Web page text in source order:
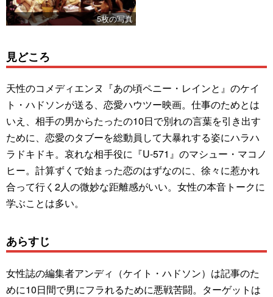
5枚の写真
見どころ
天性のコメディエンヌ『あの頃ペニー・レインと』のケイ
ト・ハドソンが送る、恋愛ハウツー映画。仕事のためとは
いえ、相手の男からたったの10日で別れの言葉を引き出す
ために、恋愛のタブーを総動員して大暴れする姿にハラハ
ラドキドキ。哀れな相手役に『U-571』のマシュー・マコノ
ヒー。計算ずくで始まった恋のはずなのに、徐々に惹かれ
合って行く2人の微妙な距離感がいい。女性の本音トークに
学ぶことは多い。
あらすじ
女性誌の編集者アンディ（ケイト・ハドソン）は記事のた
めに10日間で男にフラれるために悪戦苦闘。ターゲットは